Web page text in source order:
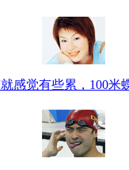
感觉有些累，100